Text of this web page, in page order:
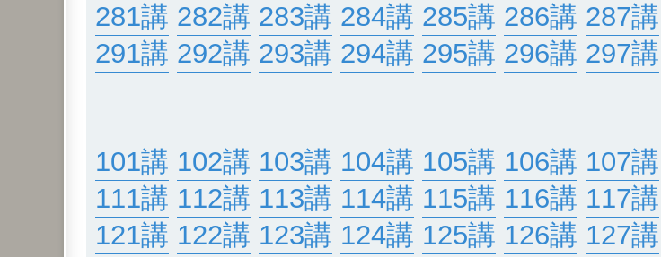
281講 282講 283講 284講 285講 286講 287講
291講 292講 293講 294講 295講 296講 297講
101講 102講 103講 104講 105講 106講 107講
111講 112講 113講 114講 115講 116講 117講
121講 122講 123講 124講 125講 126講 127講